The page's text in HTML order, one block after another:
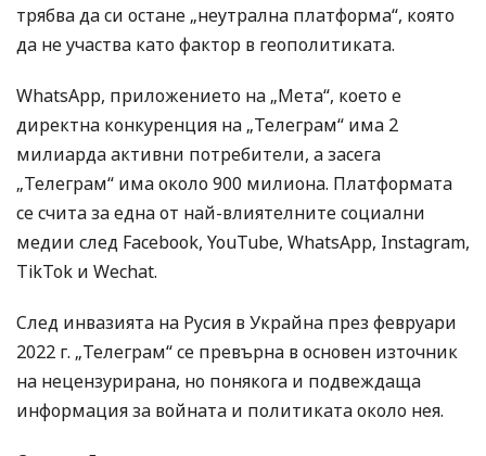
трябва да си остане „неутрална платформа“, която
да не участва като фактор в геополитиката.
WhatsApp, приложението на „Мета“, което е
директна конкуренция на „Телеграм“ има 2
милиарда активни потребители, а засега
„Телеграм“ има около 900 милиона. Платформата
се счита за една от най-влиятелните социални
медии след Facebook, YouTube, WhatsApp, Instagram,
TikTok и Wechat.
След инвазията на Русия в Украйна през февруари
2022 г. „Телеграм“ се превърна в основен източник
на нецензурирана, но понякога и подвеждаща
информация за войната и политиката около нея.